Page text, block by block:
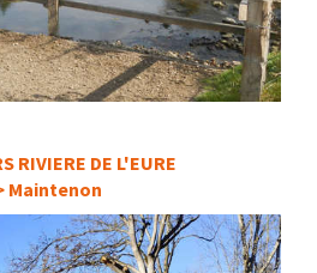
RIVIERE DE L'EURE
Maintenon